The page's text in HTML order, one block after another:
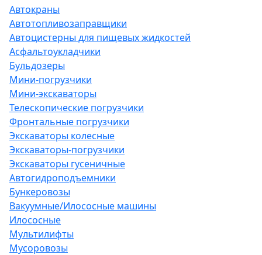
Автокраны
Автотопливозаправщики
Автоцистерны для пищевых жидкостей
Асфальтоукладчики
Бульдозеры
Мини-погрузчики
Мини-экскаваторы
Телескопические погрузчики
Фронтальные погрузчики
Экскаваторы колесные
Экскаваторы-погрузчики
Экскаваторы гусеничные
Автогидроподъемники
Бункеровозы
Вакуумные/Илососные машины
Илососные
Мультилифты
Мусоровозы